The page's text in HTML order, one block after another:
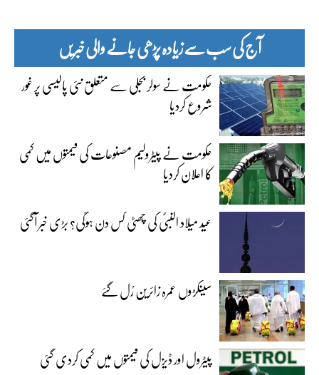
آج کی سب سے زیادہ پڑھی جانے والی خبریں
حکومت نے سولر بجلی سے متعلق نئی پالیسی پر غور
شروع کردیا
حکومت نے پیٹرولیم مصنوعات کی قیمتوں میں کمی
کا اعلان کردیا
عید میلاد النبیؐ کی چھٹی کس دن ہوگی؟ بڑی خبر آگئی
سینکڑوں عمرہ زائرین رُل گئے
پیٹرول اور ڈیزل کی قیمتوں میں کمی کردی گئی